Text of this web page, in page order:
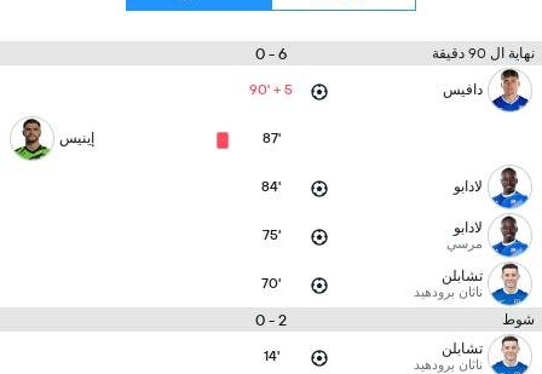
نهاية ال 90 دقيقة 6 - 0
دافيس 90' + 5
87' إينيس
لادابو 84'
لادابو
مرسي 75'
تشابلن
ناثان برودهيد 70'
شوط 2 - 0
تشابلن
ناثان برودهيد 14'